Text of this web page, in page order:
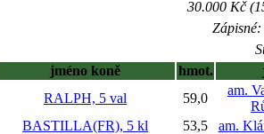
30.000 Kč
jméno koně hmot.
RALPH, 5 val 59,0
am.
BASTILLA(FR), 5 kl 53,5
am.